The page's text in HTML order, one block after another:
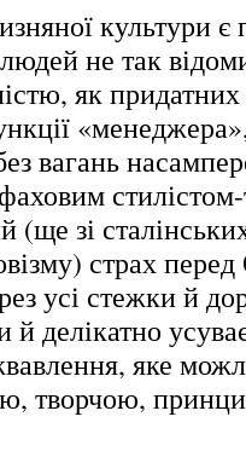
культури є
не так
як
вагань
(ще зі
страх
усі стежки й
й делікатно
яке
творчою,